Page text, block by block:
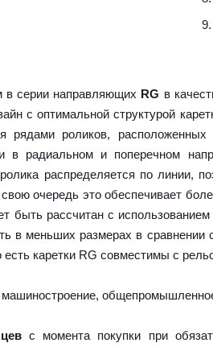
в серии направляющих RG в
с оптимальной структурой
рядами роликов,
в радиальном и поперечном
распределяется по линии,
очередь это обеспечивает
быть рассчитан с
в меньших размерах в
каретки RG совместимы с
с момента покупки при